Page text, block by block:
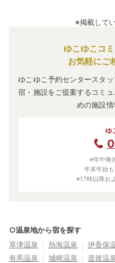
※掲載して
ゆこゆこコ
お気軽にご
ゆこゆこ予約センタースタ
宿・施設をご提案するコミ
めの施設情
ゆ
※年中無
年末年始も
※17時以降お
○温泉地から宿を探す
草津温泉
熱海温泉 伊香保
有馬温泉
城崎温泉 道後温